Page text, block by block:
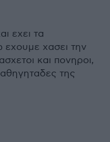
εχει τα
χασει την
και πονηροι,
της